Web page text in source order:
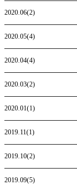
2020.06(2)
2020.05(4)
2020.04(4)
2020.03(2)
2020.01(1)
2019.11(1)
2019.10(2)
2019.09(5)